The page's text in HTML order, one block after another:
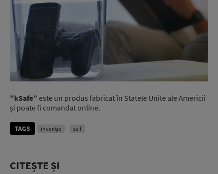
”kSafe” este un produs fabricat în Statele Unite ale Americii
și poate fi comandat online.
TAGS invenţie seif
CITEȘTE ȘI